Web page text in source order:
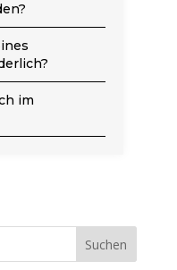
im
Suchen